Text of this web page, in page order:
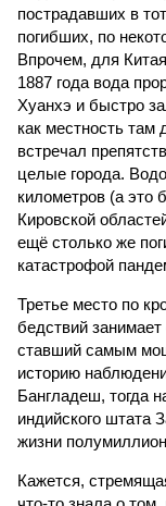
пострадавших в
погибших, по
Впрочем, для
1887 года вода
Хуанхэ и быстро
как местность там
встречал
целые города.
километров (а это
Кировской
ещё столько же
катастрофой
Третье место по
бедствий
ставший самым
историю
Бангладеш, тогда
индийского штата
жизни
Кажется,